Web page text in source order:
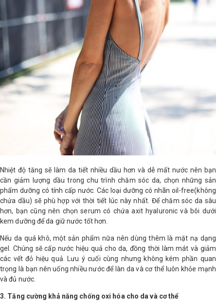
Nhiệt độ tăng sẽ làm da tiết nhiều dầu hơn và dễ mất nước nên bạn
cần giảm lượng dầu trong chu trình chăm sóc da, chọn những sản
phẩm dưỡng có tính cấp nước. Các loại dưỡng có nhãn oil-free(không
chứa dầu) sẽ phù hợp với thời tiết lúc này nhất. Để chăm sóc da sâu
hơn, bạn cũng nên chọn serum có chứa axit hyaluronic và bôi dưới
kem dưỡng để da giữ nước tốt hơn.
Nếu da quá khô, một sản phẩm nữa nên dùng thêm là mặt nạ dạng
gel. Chúng sẽ cấp nước hiệu quả cho da, đồng thời làm mát và giảm
các vết đỏ hiệu quả. Lưu ý cuối cùng nhưng không kém phần quan
trọng là bạn nên uống nhiều nước để làn da và cơ thể luôn khỏe mạnh
và đủ nước.
3. Tăng cường khả năng chống oxi hóa cho da và cơ thể